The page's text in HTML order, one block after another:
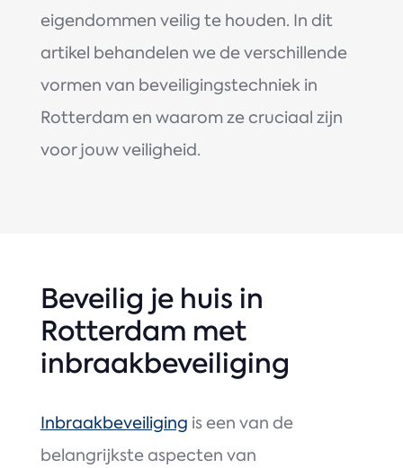
eigendommen veilig te houden. In dit
artikel behandelen we de verschillende
vormen van beveiligingstechniek in
Rotterdam en waarom ze cruciaal zijn
voor jouw veiligheid.
Beveilig je huis in
Rotterdam met
inbraakbeveiliging
Inbraakbeveiliging is een van de
belangrijkste aspecten van